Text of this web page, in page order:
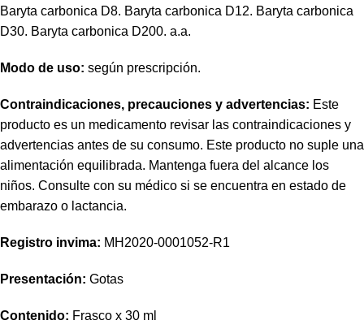
Baryta carbonica D8. Baryta carbonica D12. Baryta carbonica
D30. Baryta carbonica D200. a.a.
Modo de uso: según prescripción.
Contraindicaciones, precauciones y advertencias: Este
producto es un medicamento revisar las contraindicaciones y
advertencias antes de su consumo. Este producto no suple una
alimentación equilibrada. Mantenga fuera del alcance los
niños. Consulte con su médico si se encuentra en estado de
embarazo o lactancia.
Registro invima: MH2020-0001052-R1
Presentación: Gotas
Contenido: Frasco x 30 ml